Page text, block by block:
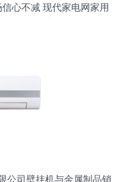
心不减 现代家电网家用
公司壁挂机与金属制品销